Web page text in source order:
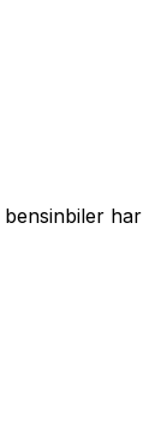
bensinbiler har